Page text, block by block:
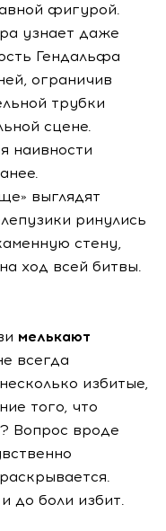
фигурой.
узнает даже
Гендальфа
ограничив
трубки
сцене.
наивности
выглядят
ринулись
стену,
ход всей битвы.
мелькают
всегда
избитые,
того, что
Вопрос вроде
до боли избит.